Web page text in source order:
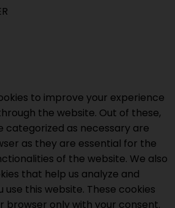
to improve your experience
the website. Out of these,
categorized as necessary are
as they are essential for the
of the website. We also
that help us analyze and
use this website. These cookies
browser only with your consent.